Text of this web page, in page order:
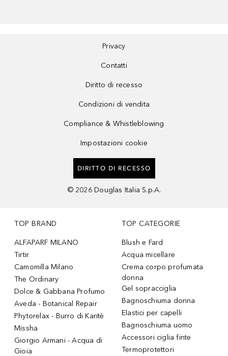
Privacy
Contatti
Diritto di recesso
Condizioni di vendita
Compliance & Whistleblowing
Impostazioni cookie
DIRITTO DI RECESSO
© 2026 Douglas Italia S.p.A.
TOP BRAND
ALFAPARF MILANO
Tirtir
Camomilla Milano
The Ordinary
Dolce & Gabbana Profumo
Aveda - Botanical Repair
Phytorelax - Burro di Karitè
Missha
Giorgio Armani - Acqua di
Gioia
TOP CATEGORIE
Blush e Fard
Acqua micellare
Crema corpo profumata
donna
Gel sopracciglia
Bagnoschiuma donna
Elastici per capelli
Bagnoschiuma uomo
Accessori ciglia finte
Termoprotettori